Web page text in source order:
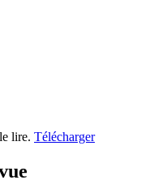
lire. Télécharger